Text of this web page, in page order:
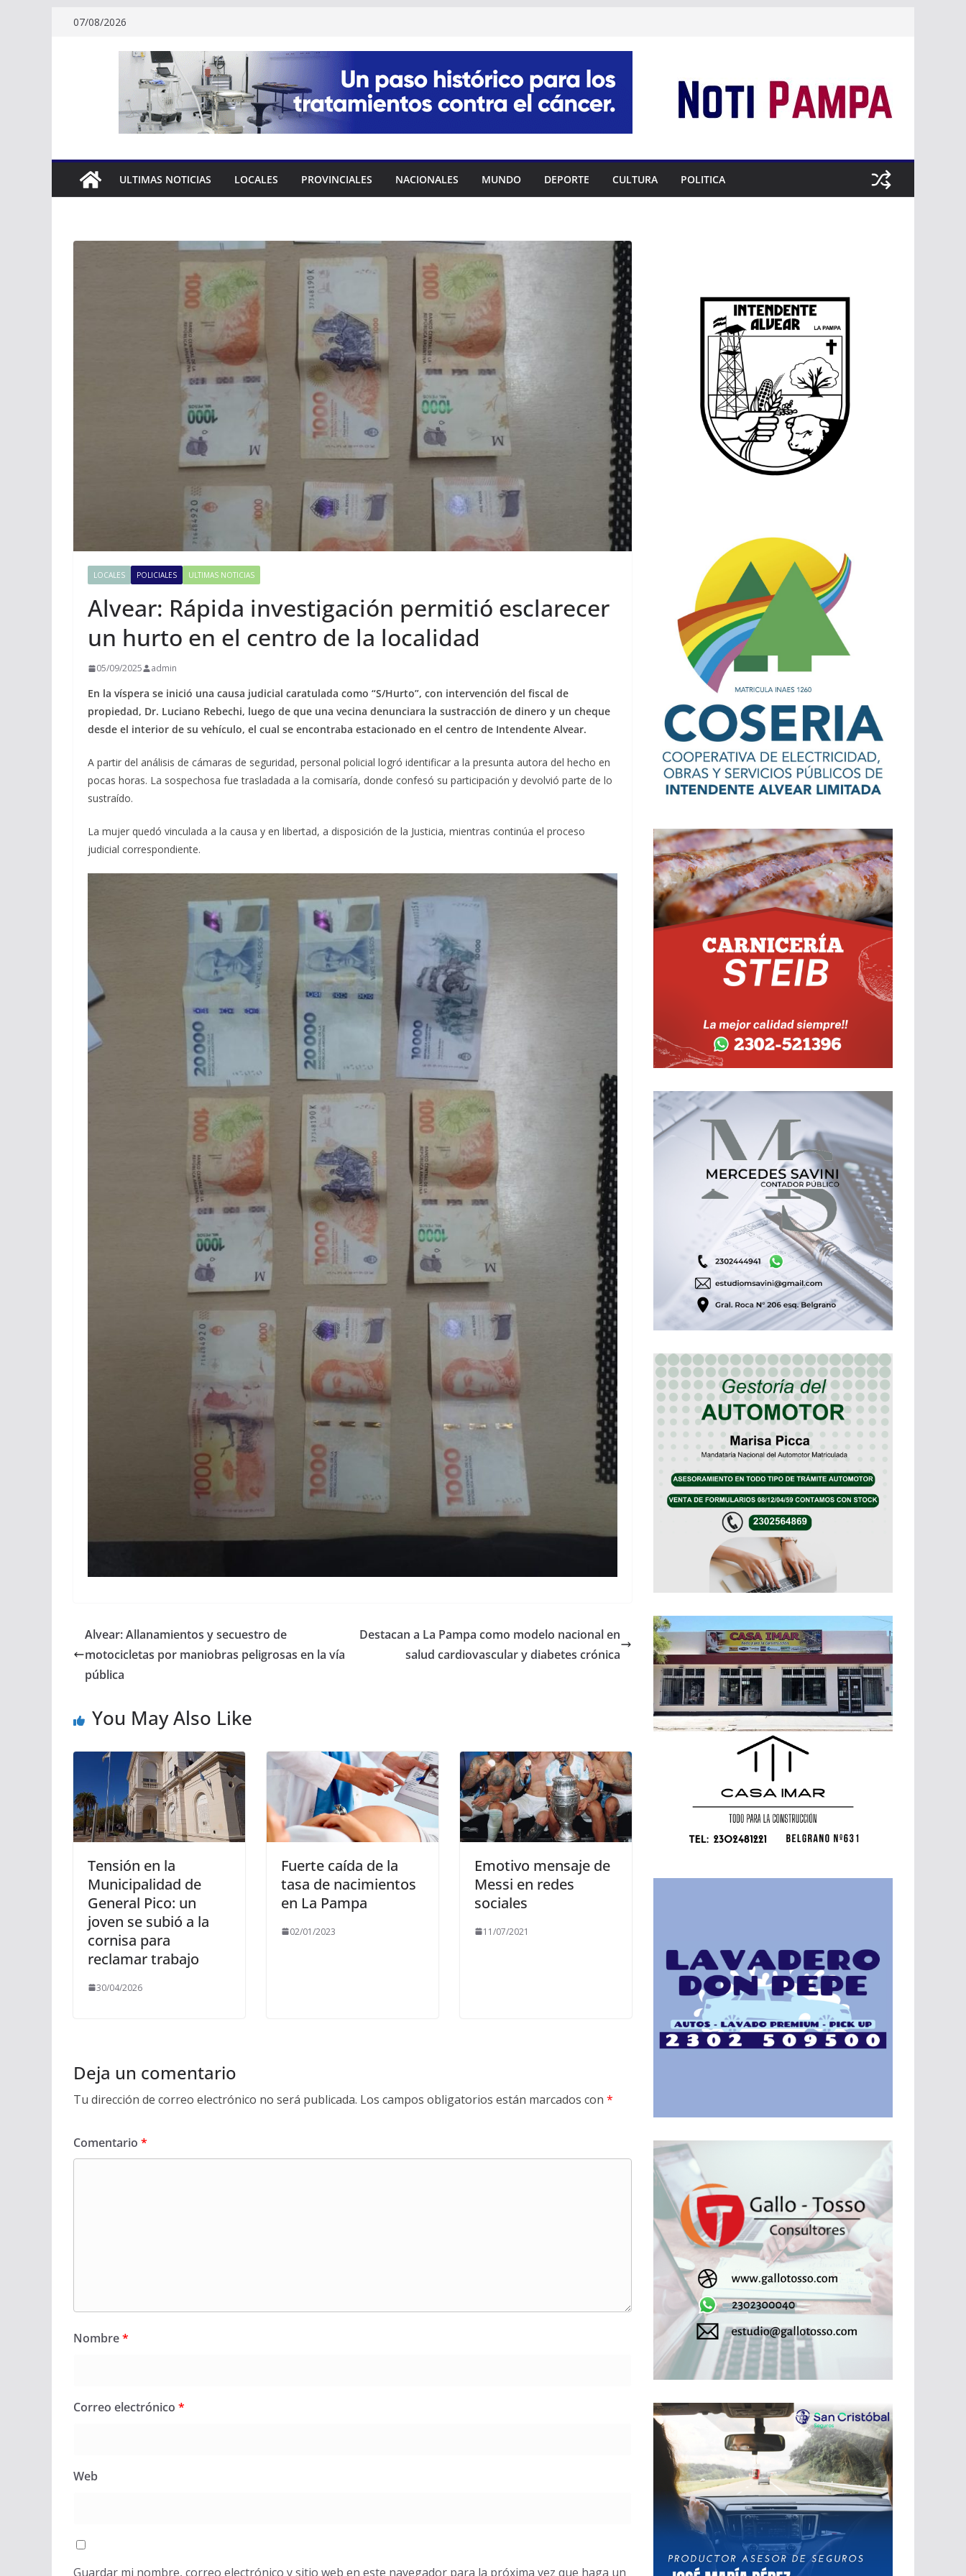
07/08/2026
ULTIMAS NOTICIAS LOCALES PROVINCIALES NACIONALES MUNDO DEPORTE CULTURA POLITICA
LOCALES POLICIALES ULTIMAS NOTICIAS
Alvear: Rápida investigación permitió esclarecer
un hurto en el centro de la localidad
05/09/2025 admin
En la víspera se inició una causa judicial caratulada como “S/Hurto”, con intervención del fiscal de
propiedad, Dr. Luciano Rebechi, luego de que una vecina denunciara la sustracción de dinero y un cheque
desde el interior de su vehículo, el cual se encontraba estacionado en el centro de Intendente Alvear.
A partir del análisis de cámaras de seguridad, personal policial logró identificar a la presunta autora del hecho en
pocas horas. La sospechosa fue trasladada a la comisaría, donde confesó su participación y devolvió parte de lo
sustraído.
La mujer quedó vinculada a la causa y en libertad, a disposición de la Justicia, mientras continúa el proceso
judicial correspondiente.
Alvear: Allanamientos y secuestro de
motocicletas por maniobras peligrosas en la vía
pública
Destacan a La Pampa como modelo nacional en
salud cardiovascular y diabetes crónica
You May Also Like
Tensión en la
Municipalidad de
General Pico: un
joven se subió a la
cornisa para
reclamar trabajo
30/04/2026
Fuerte caída de la
tasa de nacimientos
en La Pampa
02/01/2023
Emotivo mensaje de
Messi en redes
sociales
11/07/2021
Deja un comentario
Tu dirección de correo electrónico no será publicada. Los campos obligatorios están marcados con *
Comentario *
Nombre*
Correo electrónico *
Web
Guardar mi nombre, correo electrónico y sitio web en este navegador para la próxima vez que haga un